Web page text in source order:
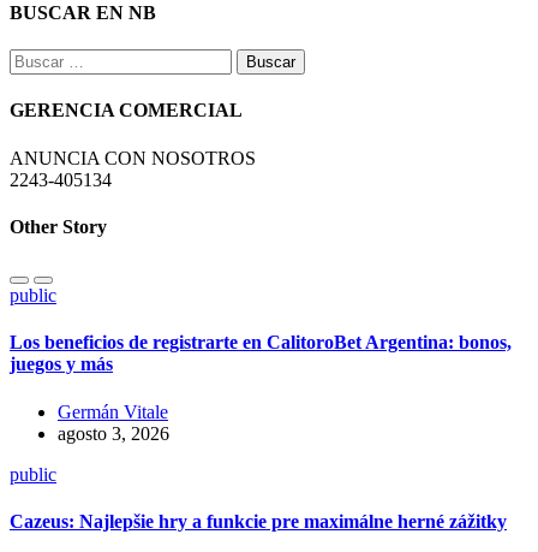
BUSCAR EN NB
Buscar:
GERENCIA COMERCIAL
ANUNCIA CON NOSOTROS
2243-405134
Other Story
public
Los beneficios de registrarte en CalitoroBet Argentina: bonos,
juegos y más
Germán Vitale
agosto 3, 2026
public
Cazeus: Najlepšie hry a funkcie pre maximálne herné zážitky